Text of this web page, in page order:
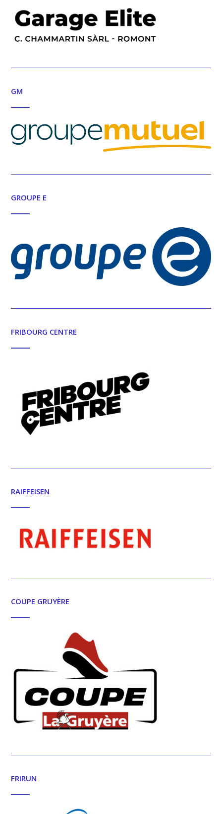
GM
GROUPE E
FRIBOURG CENTRE
RAIFFEISEN
COUPE GRUYÈRE
FRIRUN